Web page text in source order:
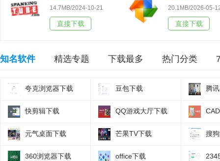
14.7MB/2024-10-21
直接下载
20.1MB/2026-05-
直接下载
知名软件 精选专题 下载最多 热门分类
夸克浏览器下载 豆包下载 腾
快剪辑下载 QQ游戏大厅下载
元气桌面下载 芒果TV下载 搜
360浏览器下载 office下载